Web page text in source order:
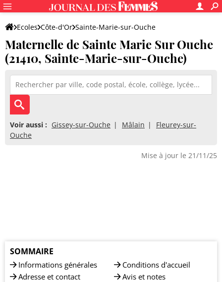
Ecoles Côte-d'Or Sainte-Marie-sur-Ouche
Maternelle de Sainte Marie Sur Ouche
Maternelle de Sainte Marie Sur Ouche
(21410, Sainte-Marie-sur-Ouche)
Voir aussi : Gissey-sur-Ouche Mâlain
Fleurey-sur-
Ouche
Mise à jour le 21/11/25
SOMMAIRE
Informations générales
Adresse et contact
Conditions d'accueil
Avis et notes